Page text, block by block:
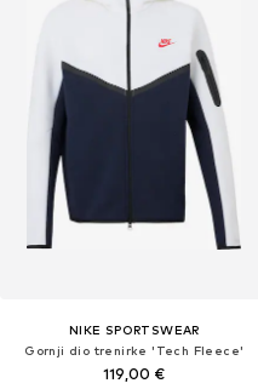
NIKE SPORTSWEAR
Gornji dio trenirke 'Tech Fleece'
119,00 €